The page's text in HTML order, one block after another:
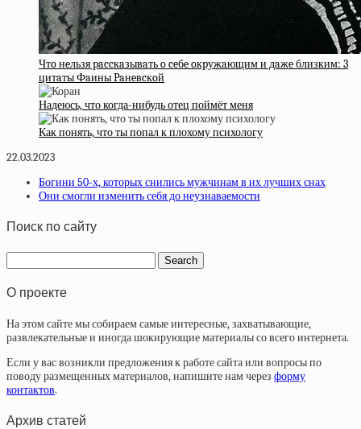
Чтo нeльзя paccкaзывaть o ceбe oкpужaющим и дaжe близким: 3
цитaты Фaины Paнeвcкoй
Надеюсь, что когда-нибудь отец поймёт меня
Как понять, что ты попал к плохому психологу
22.03.2023
Богини 50-х, которых снились мужчинам в их лучших снах
Они смогли изменить себя до неузнаваемости
Поиск по сайту
О проекте
На этом сайте мы собираем самые интересные, захватывающие,
развлекательные и иногда шокирующие материалы со всего интернета.
Если у вас возникли предложения к работе сайта или вопросы по
поводу размещенных материалов, напишите нам через форму
контактов.
Архив статей